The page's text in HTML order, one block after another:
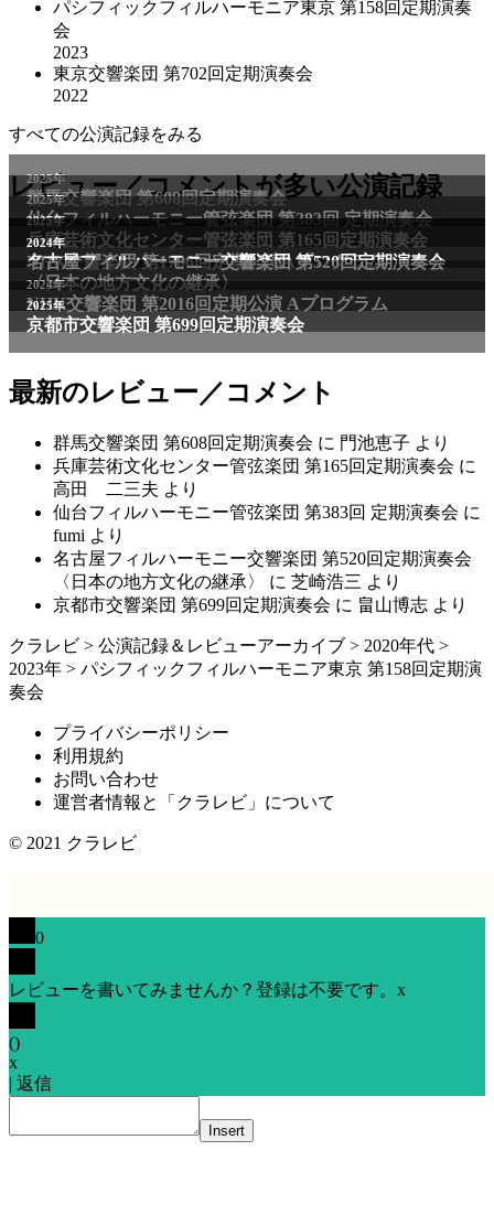
パシフィックフィルハーモニア東京 第158回定期演奏
会
2023
東京交響楽団 第702回定期演奏会
2022
すべての公演記録をみる
レビュー／コメントが多い公演記録
最新のレビュー／コメント
群馬交響楽団 第608回定期演奏会 に 門池恵子 より
兵庫芸術文化センター管弦楽団 第165回定期演奏会 に
高田 二三夫 より
仙台フィルハーモニー管弦楽団 第383回 定期演奏会 に
fumi より
名古屋フィルハーモニー交響楽団 第520回定期演奏会
〈日本の地方文化の継承〉
に 芝崎浩三 より
京都市交響楽団 第699回定期演奏会 に 畠山博志 より
クラレビ > 公演記録＆レビューアーカイブ > 2020年代 >
2023年 > パシフィックフィルハーモニア東京 第158回定期演
奏会
プライバシーポリシー
利用規約
お問い合わせ
運営者情報と「クラレビ」について
© 2021 クラレビ
0
レビューを書いてみませんか？登録は不要です。 x
()
x
| 返信
Insert